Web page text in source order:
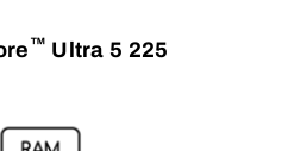
™ Ultra 5 225